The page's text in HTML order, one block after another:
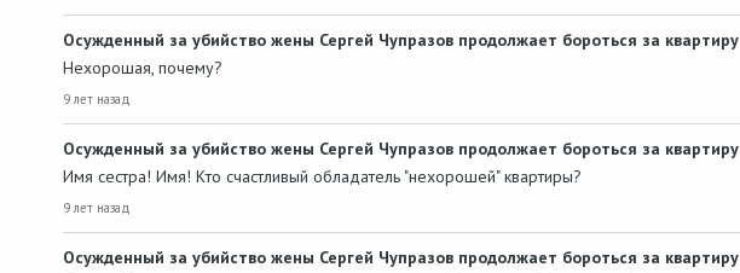
Осужденный за убийство жены Сергей Чупразов продолжает бороться за квартиру
Нехорошая, почему?
9 лет назад
Осужденный за убийство жены Сергей Чупразов продолжает бороться за квартиру
Имя сестра! Имя! Кто счастливый обладатель "нехорошей" квартиры?
9 лет назад
Осужденный за убийство жены Сергей Чупразов продолжает бороться за квартиру